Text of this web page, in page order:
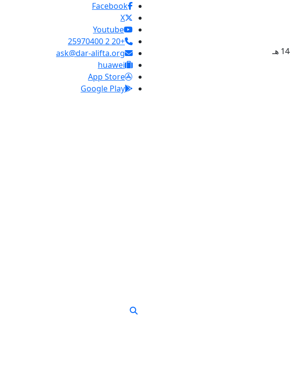
Facebook
X
Youtube
+20 2 25970400
ask@dar-alifta.org
huawei
App Store
Google Play